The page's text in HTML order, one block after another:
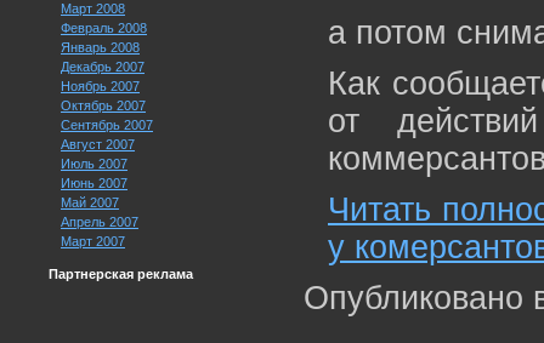
Март 2008
Февраль 2008
Январь 2008
Декабрь 2007
Ноябрь 2007
Октябрь 2007
Сентябрь 2007
Август 2007
Июль 2007
Июнь 2007
Май 2007
Апрель 2007
Март 2007
Партнерская реклама
а потом
Как
от
Читать
у
Опубликовано